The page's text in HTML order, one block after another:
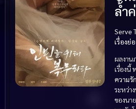
ล้ำ
Serve
เรื่องย่อ
ผลงาน
เรื่องนี้
ความรั
ระหว่า
ของนา